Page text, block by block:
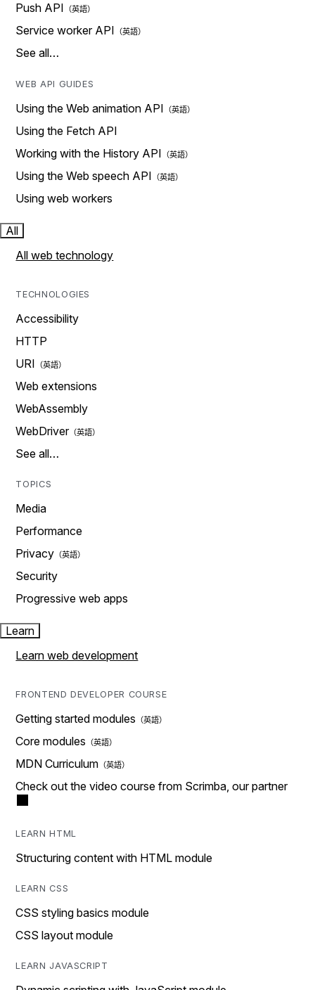
Push API
Service worker API
See all…
WEB API GUIDES
Using the Web animation API
Using the Fetch API
Working with the History API
Using the Web speech API
Using web workers
All
All web technology
TECHNOLOGIES
Accessibility
HTTP
URI
Web extensions
WebAssembly
WebDriver
See all…
TOPICS
Media
Performance
Privacy
Security
Progressive web apps
Learn
Learn web development
FRONTEND DEVELOPER COURSE
Getting started modules
Core modules
MDN Curriculum
Check out the video course from Scrimba, our partner
LEARN HTML
Structuring content with HTML module
LEARN CSS
CSS styling basics module
CSS layout module
LEARN JAVASCRIPT